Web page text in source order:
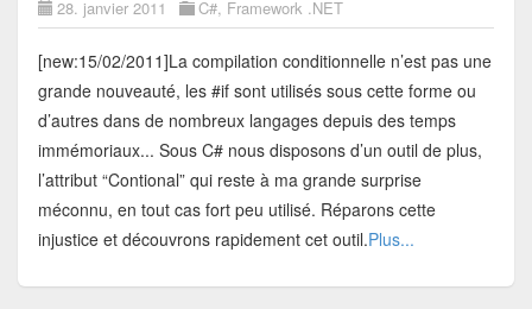
28. janvier 2011 C#, Framework .NET
[new:15/02/2011]La compilation conditionnelle n’est pas une
grande nouveauté, les #if sont utilisés sous cette forme ou
d’autres dans de nombreux langages depuis des temps
immémoriaux... Sous C# nous disposons d’un outil de plus,
l’attribut “Contional” qui reste à ma grande surprise
méconnu, en tout cas fort peu utilisé. Réparons cette
injustice et découvrons rapidement cet outil.Plus...